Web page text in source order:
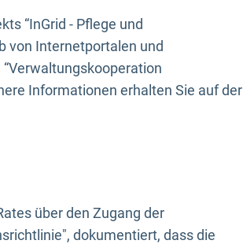
“InGrid - Pflege und
von Internetportalen und
Informationen erhalten Sie auf der
über den Zugang der
dokumentiert, dass die